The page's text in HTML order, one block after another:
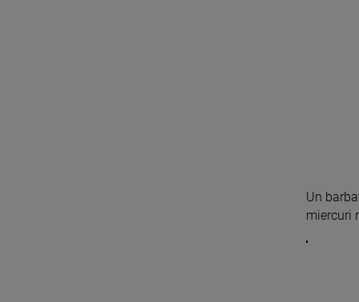
Un
miercuri